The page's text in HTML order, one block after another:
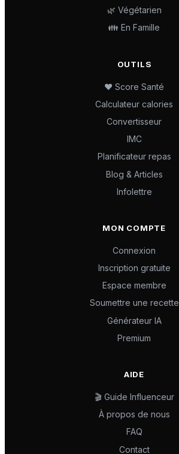
🌿 Végétarien
👪 En Famille
OUTILS
❤️ Score Santé
Calculateur calories
Convertisseur
IMC
Planificateur repas
Blog & Articles
Infolettre
MON COMPTE
Connexion
Inscription gratuite
Espace membre
Soumettre une recette
Générateur IA
Premium
AIDE
🎬 Guide Influenceur
À propos de nous
FAQ
Contact